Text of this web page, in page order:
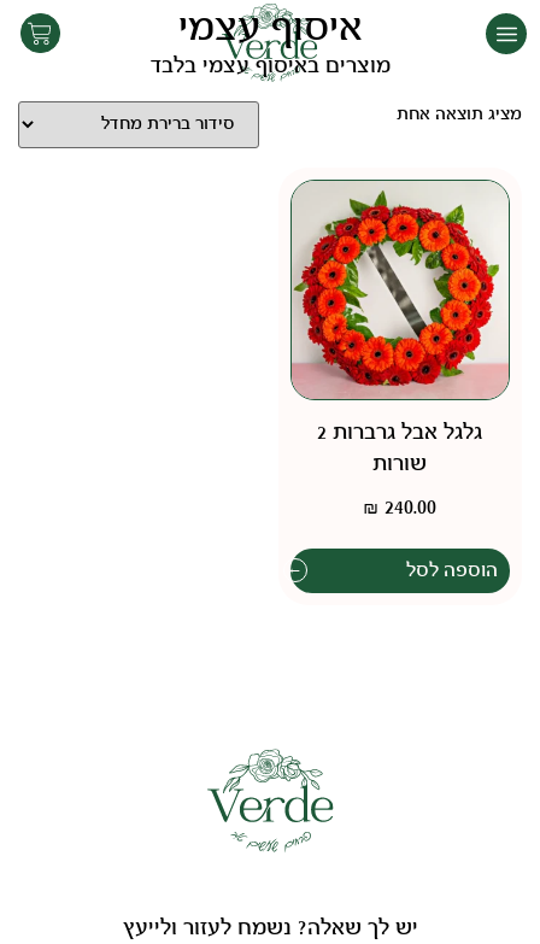
איסוף עצמי
מוצרים באיסוף עצמי בלבד
מציג תוצאה אחת
גלגל אבל גרברות 2
שורות
₪ 240.00
הוספה לסל
יש לך שאלה? נשמח לעזור ולייעץ